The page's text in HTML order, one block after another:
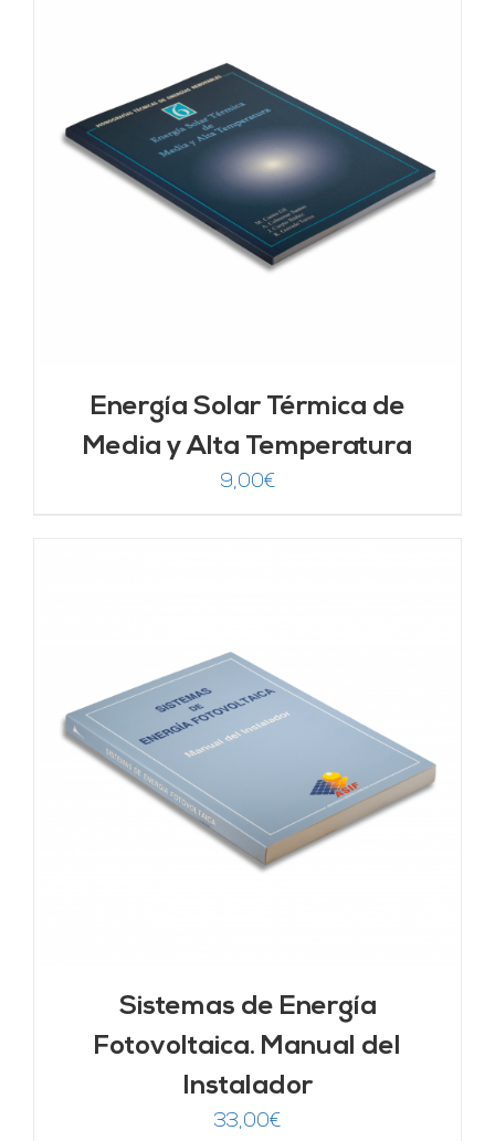
Energía Solar Térmica de
Media y Alta Temperatura
9,00€
Sistemas de Energía
Fotovoltaica. Manual del
Instalador
33,00€